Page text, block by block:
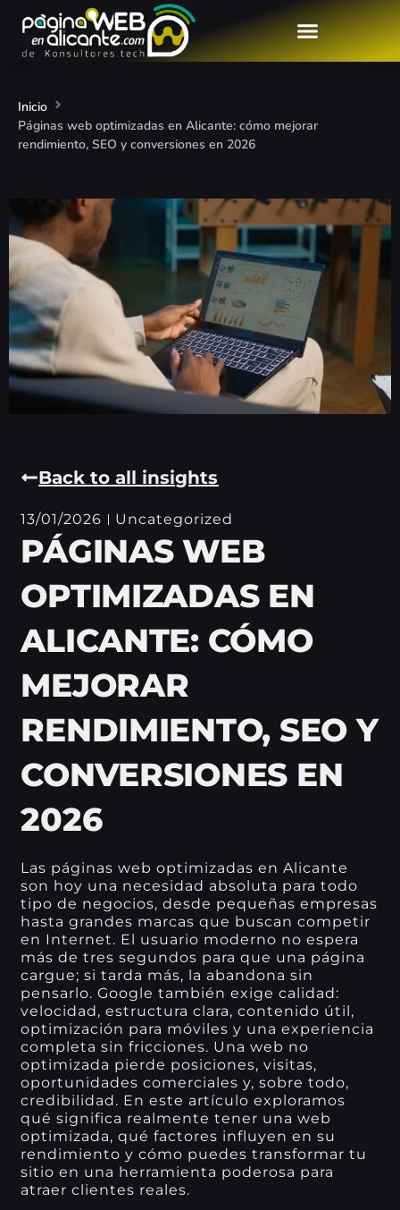
Inicio
Páginas web optimizadas en Alicante: cómo mejorar
rendimiento, SEO y conversiones en 2026
Back to all insights
13/01/2026 Uncategorized
PÁGINAS WEB
OPTIMIZADAS EN
ALICANTE: CÓMO
MEJORAR
RENDIMIENTO, SEO Y
CONVERSIONES EN
2026
Las páginas web optimizadas en Alicante
son hoy una necesidad absoluta para todo
tipo de negocios, desde pequeñas empresas
hasta grandes marcas que buscan competir
en Internet. El usuario moderno no espera
más de tres segundos para que una página
cargue; si tarda más, la abandona sin
pensarlo. Google también exige calidad:
velocidad, estructura clara, contenido útil,
optimización para móviles y una experiencia
completa sin fricciones. Una web no
optimizada pierde posiciones, visitas,
oportunidades comerciales y, sobre todo,
credibilidad. En este artículo exploramos
qué significa realmente tener una web
optimizada, qué factores influyen en su
rendimiento y cómo puedes transformar tu
sitio en una herramienta poderosa para
atraer clientes reales.